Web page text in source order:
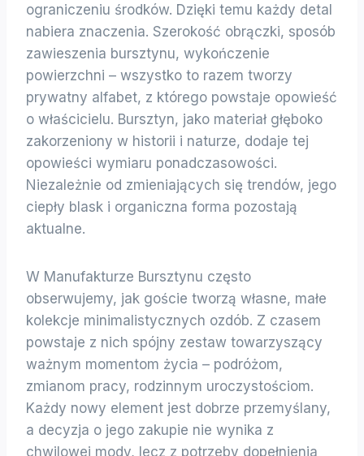
ograniczeniu środków. Dzięki temu każdy detal
nabiera znaczenia. Szerokość obrączki, sposób
zawieszenia bursztynu, wykończenie
powierzchni – wszystko to razem tworzy
prywatny alfabet, z którego powstaje opowieść
o właścicielu. Bursztyn, jako materiał głęboko
zakorzeniony w historii i naturze, dodaje tej
opowieści wymiaru ponadczasowości.
Niezależnie od zmieniających się trendów, jego
ciepły blask i organiczna forma pozostają
aktualne.
W Manufakturze Bursztynu często
obserwujemy, jak goście tworzą własne, małe
kolekcje minimalistycznych ozdób. Z czasem
powstaje z nich spójny zestaw towarzyszący
ważnym momentom życia – podróżom,
zmianom pracy, rodzinnym uroczystościom.
Każdy nowy element jest dobrze przemyślany,
a decyzja o jego zakupie nie wynika z
chwilowej mody, lecz z potrzeby dopełnienia